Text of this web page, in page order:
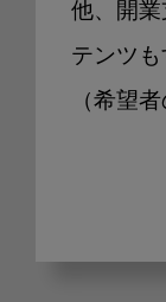
他、開
テンツも
（希望者